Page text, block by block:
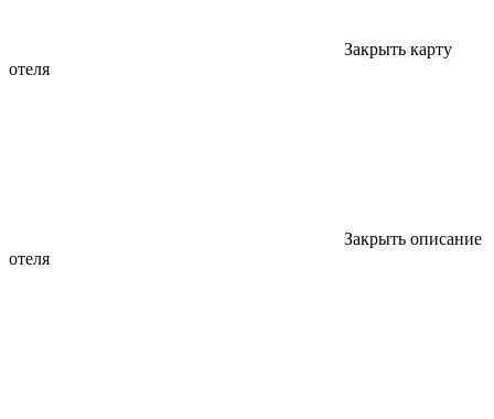
Закрыть карту
отеля
Закрыть описание
отеля